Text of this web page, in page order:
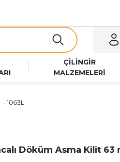
ÇİLİNGİR
MALZEMELERİ
1063L
Döküm Asma Kilit 63